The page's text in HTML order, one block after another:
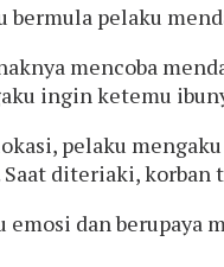
pelaku
mencoba
ingin ketemu
pelaku
diteriaki, korban
dan berupaya